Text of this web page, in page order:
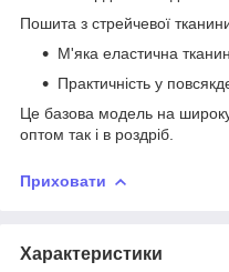
Пошита з стрейчевої
М'яка еластична
Практичність у
Це базова модель на
оптом так і в роздріб.
Приховати
Характеристики